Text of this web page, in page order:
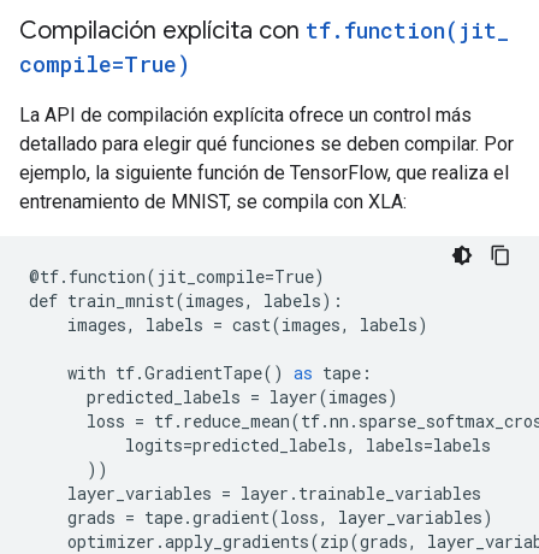
Compilación explícita con tf. function( jit
compile=True)
La API de compilación explícita ofrece un control más
detallado para elegir qué funciones se deben compilar. Por
ejemplo, la siguiente función de TensorFlow, que realiza el
entrenamiento de MNIST, se compila con XLA:
@tf. function( jit_compile=True)
def train_mnist(images, labels):
images, labels = cast(images, labels)
with tf.GradientTape() as tape :
predicted_labels = layer(images)
loss = tf. reduce_mean(tf.nn .
logits=predicted_labels, labels=labels
))
layer_variables = layer . trainable_variables
grads = tape.gradient(loss, layer_variables)
optimizer .apply_gradients(zip(grads,